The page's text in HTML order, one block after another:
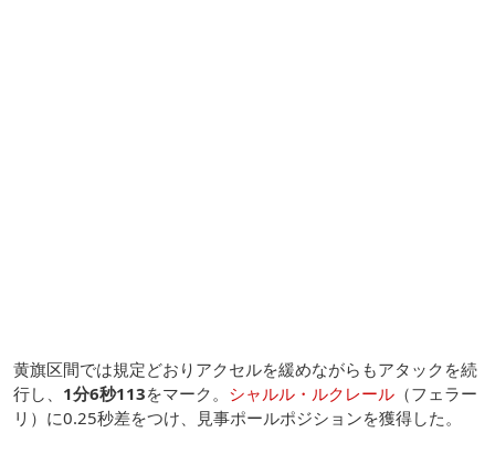
黄旗区間では規定どおりアクセルを緩めながらもアタックを続
行し、 1分6秒113をマーク。 シャルル・ルクレール （フェラー
リ）に0.25秒差をつけ、見事ポールポジションを獲得した。